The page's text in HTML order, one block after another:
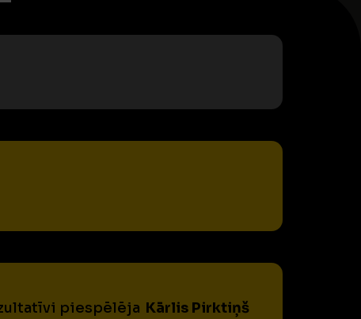
piespēlēja Kārlis Pirktiņš